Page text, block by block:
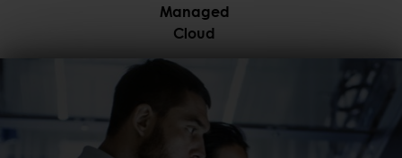
Managed
Cloud